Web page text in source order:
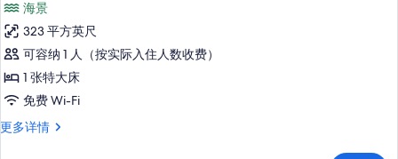
信
息
华
丽
双
人
（单
海景
323 平方英尺
可容纳 1 人（按实际入住人数收费）
1 张特大床
免费 Wi-Fi
更多详情
华